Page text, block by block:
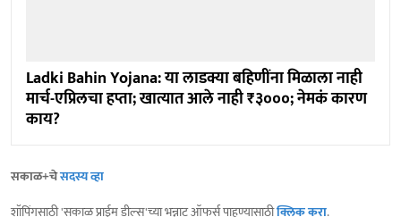
Ladki Bahin Yojana: या लाडक्या बहिणींना मिळाला नाही
मार्च-एप्रिलचा हप्ता; खात्यात आले नाही ₹३०००; नेमकं कारण
काय?
सकाळ+चेसदस्य व्हा
शॉपिंगसाठी 'सकाळ प्राईम डील्स'च्या भन्नाट ऑफर्स पाहण्यासाठीक्लिक करा.